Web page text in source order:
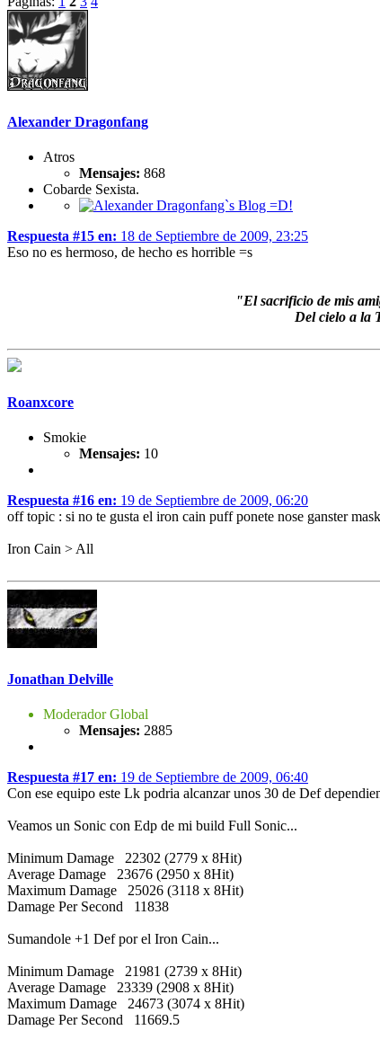
Alexander Dragonfang
Atros
Mensajes: 868
Cobarde Sexista.
Respuesta #15 en: 18 de Septiembre de 2009, 23:25
Eso no es hermoso, de hecho es horrible =s
"El sacrificio de mis
Del cielo a la
Roanxcore
Smokie
Mensajes: 10
Respuesta #16 en: 19 de Septiembre de 2009, 06:20
off topic : si no te gusta el iron cain puff ponete nose ganster
Iron Cain > All
Jonathan Delville
Moderador Global
Mensajes: 2885
Respuesta #17 en: 19 de Septiembre de 2009, 06:40
Con ese equipo este Lk podria alcanzar unos 30 de Def
Veamos un Sonic con Edp de mi build Full Sonic...
Minimum Damage 22302 (2779 x 8Hit)
Average Damage 23676 (2950 x 8Hit)
Maximum Damage 25026 (3118 x 8Hit)
Damage Per Second 11838
Sumandole +1 Def por el Iron Cain...
Minimum Damage 21981 (2739 x 8Hit)
Average Damage 23339 (2908 x 8Hit)
Maximum Damage 24673 (3074 x 8Hit)
Damage Per Second 11669.5